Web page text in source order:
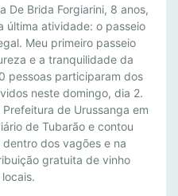
De Brida Forgiarini, 8 anos,
última atividade: o passeio
Meu primeiro passeio
e a tranquilidade da
pessoas participaram dos
neste domingo, dia 2.
de Urussanga em
de Tubarão e contou
dos vagões e na
gratuita de vinho